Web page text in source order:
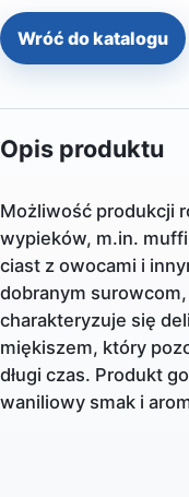
Wróć do katalogu
Opis produktu
Możliwość produkcji
wypieków, m.in.
ciast z owocami i
dobranym
charakteryzuje się
miękiszem, który
długi czas. Produkt
waniliowy smak i